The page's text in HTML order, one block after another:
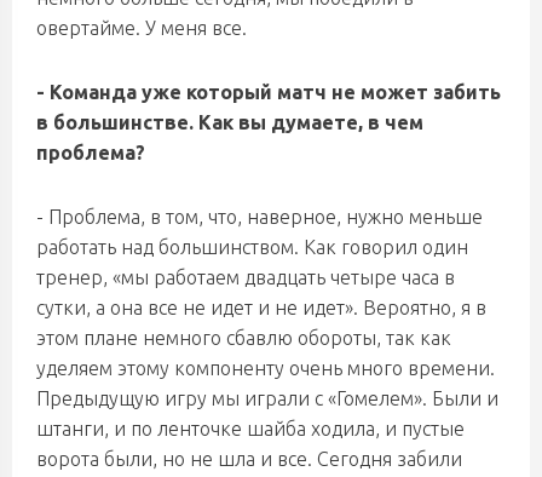
овертайме. У меня все.
- Команда уже который матч не может забить
в большинстве. Как вы думаете, в чем
проблема?
- Проблема, в том, что, наверное, нужно меньше
работать над большинством. Как говорил один
тренер, «мы работаем двадцать четыре часа в
сутки, а она все не идет и не идет». Вероятно, я в
этом плане немного сбавлю обороты, так как
уделяем этому компоненту очень много времени.
Предыдущую игру мы играли с «Гомелем». Были и
штанги, и по ленточке шайба ходила, и пустые
ворота были, но не шла и все. Сегодня забили